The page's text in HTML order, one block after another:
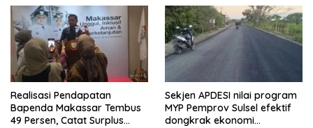
Realisasi Pendapatan
Bapenda Makassar Tembus
49 Persen, Catat Surplus
Sekjen APDESI nilai program
MYP Pemprov Sulsel efektif
dongkrak ekonomi